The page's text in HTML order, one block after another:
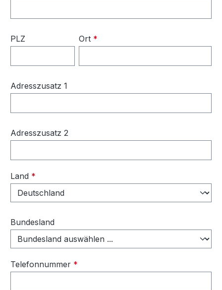
PLZ Ort *
Adresszusatz 1
Adresszusatz 2
Land *
Bundesland
Telefonnummer *